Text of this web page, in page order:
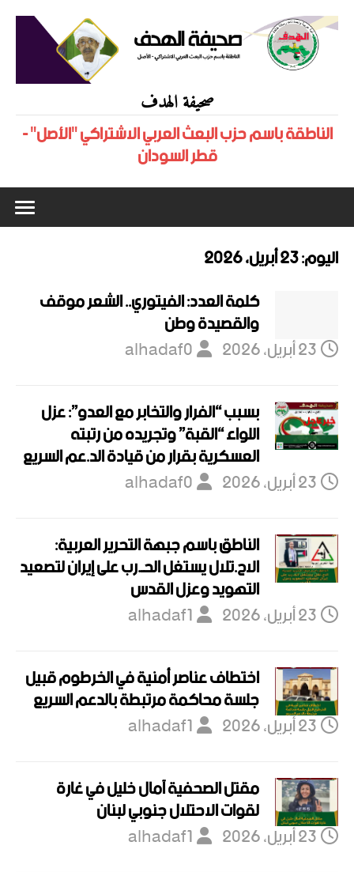
صحيفة الهدف
الناطقة باسم حزب البعث العربي الاشتراكي "الأصل" -
قطر السودان
اليوم:23 أبريل، 2026
كلمة العدد: الفيتوري.. الشعر موقف
والقصيدة وطن
23 أبريل، 2026
alhadaf0
بسبب “الفرار والتخابر مع العدو”: عزل
اللواء “القبة” وتجريده من رتبته
العسكرية بقرار من قيادة الد.عم السريع
23 أبريل، 2026
alhadaf0
الناطق باسم جبهة التحرير العربية:
الاح.تلال يستغل الحـ.رب على إيران لتصعيد
التهويد وعزل القدس
23 أبريل، 2026
alhadaf1
اختطاف عناصر أمنية في الخرطوم قبيل
جلسة محاكمة مرتبطة بالدعم السريع
23 أبريل، 2026
alhadaf1
مقتل الصحفية آمال خليل في غارة
لقوات الاحتلال جنوبي لبنان
23 أبريل، 2026
alhadaf1